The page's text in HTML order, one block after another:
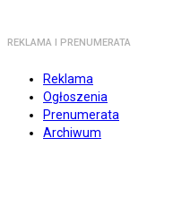
REKLAMA I PRENUMERATA
Reklama
Ogłoszenia
Prenumerata
Archiwum